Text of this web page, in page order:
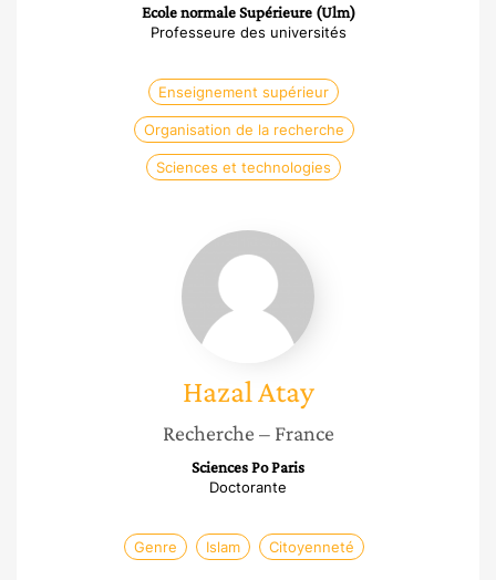
Ecole normale Supérieure (Ulm)
Professeure des universités
Enseignement supérieur
Organisation de la recherche
Sciences et technologies
Hazal
Atay
HazalAtay
Recherche – France
Sciences Po Paris
Doctorante
Genre Islam Citoyenneté